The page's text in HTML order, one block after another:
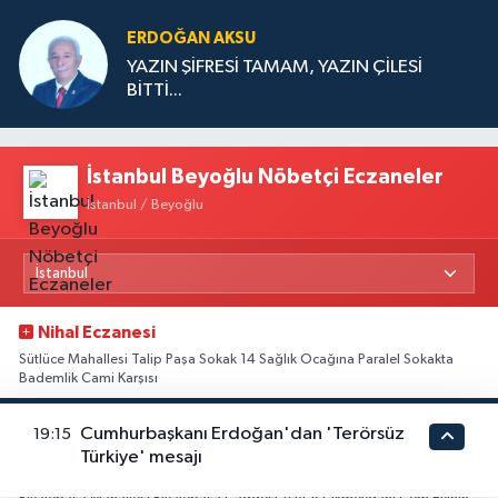
ERDOĞAN AKSU
YAZIN ŞİFRESİ TAMAM, YAZIN ÇİLESİ
BİTTİ...
İstanbul Beyoğlu Nöbetçi Eczaneler
İstanbul / Beyoğlu
Nihal Eczanesi
Sütlüce Mahallesi Talip Paşa Sokak 14 Sağlık Ocağına Paralel Sokakta
Bademlik Cami Karşısı
Seher Eczanesi
19:15
Cumhurbaşkanı Erdoğan'dan 'Terörsüz
Türkiye' mesajı